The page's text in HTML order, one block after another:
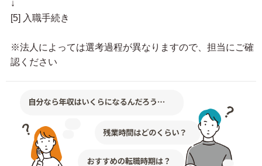
↓
[5] 入職手続き
※法人によっては選考過程が異なりますので、担当にご確
認ください